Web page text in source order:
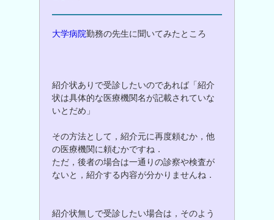
大学病院勤務の先生に聞いてみたところ
紹介状ありで受診したいのであれば「紹介
状は具体的な医療機関名が記載されていな
いとだめ」
その方法として，紹介元に再度頼むか，他
の医療機関に頼むかですね．
ただ，後者の場合は一通りの診察や検査が
ないと，紹介する内容が分かりませんね．
紹介状無しで受診したい場合は，そのよう